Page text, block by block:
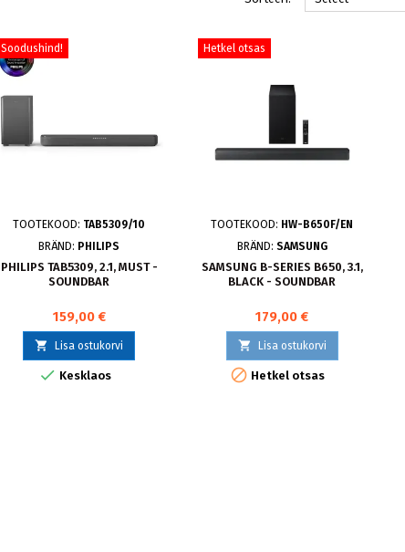
Soodushind!
TOOTEKOOD: TAB5309/10
BRÄND: PHILIPS
PHILIPS TAB5309, 2.1, MUST -
SOUNDBAR
159,00 €
 Lisa ostukorvi
 Kesklaos
Hetkel otsas
TOOTEKOOD: HW-B650F/EN
BRÄND: SAMSUNG
SAMSUNG B-SERIES B650, 3.1,
BLACK - SOUNDBAR
179,00 €
 Lisa ostukorvi
 Hetkel otsas